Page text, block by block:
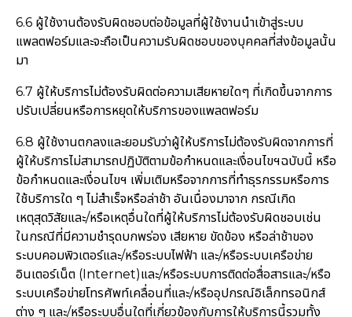
6.6 ผู้ใช้งานต้องรับผิดชอบต่อข้อมูลที่ผู้ใช้งานนำเข้าสู่ระบบ
แพลตฟอร์มและจะถือเป็นความรับผิดชอบของบุคคลที่ส่งข้อมูลนั้น
มา
6.7 ผู้ให้บริการไม่ต้องรับผิดต่อความเสียหายใดๆ ที่เกิดขึ้นจากการ
ปรับเปลี่ยนหรือการหยุดให้บริการของแพลตฟอร์ม
6.8 ผู้ใช้งานตกลงและยอมรับว่าผู้ให้บริการไม่ต้องรับผิดจากการที่
ผู้ให้บริการไม่สามารถปฏิบัติตามข้อกำหนดและเงื่อนไขฯฉบับนี้ หรือ
ข้อกำหนดและเงื่อนไขฯ เพิ่มเติมหรือจากการที่ทำธุรกรรมหรือการ
ใช้บริการใด ๆ ไม่สำเร็จหรือล่าช้า อันเนื่องมาจาก กรณีเกิด
เหตุสุดวิสัยและ/หรือเหตุอื่นใดที่ผู้ให้บริการไม่ต้องรับผิดชอบเช่น
ในกรณีที่มีความชำรุดบกพร่อง เสียหาย ขัดข้อง หรือล่าช้าของ
ระบบคอมพิวเตอร์และ/หรือระบบไฟฟ้า และ/หรือระบบเครือข่าย
อินเตอร์เน็ต (Internet)และ/หรือระบบการติดต่อสื่อสารและ/หรือ
ระบบเครือข่ายโทรศัพท์เคลื่อนที่และ/หรืออุปกรณ์อิเล็กทรอนิกส์
ต่าง ๆ และ/หรือระบบอื่นใดที่เกี่ยวข้องกับการให้บริการนี้รวมทั้ง